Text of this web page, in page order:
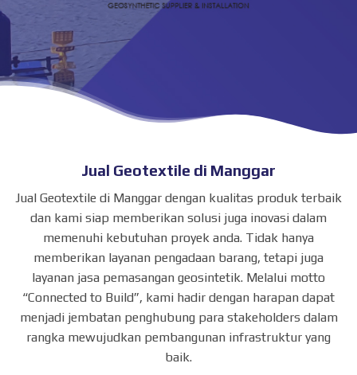
Jual Geotextile di Manggar
Jual Geotextile di Manggar dengan kualitas produk terbaik
dan kami siap memberikan solusi juga inovasi dalam
memenuhi kebutuhan proyek anda. Tidak hanya
memberikan layanan pengadaan barang, tetapi juga
layanan jasa pemasangan geosintetik. Melalui motto
“Connected to Build”, kami hadir dengan harapan dapat
menjadi jembatan penghubung para stakeholders dalam
rangka mewujudkan pembangunan infrastruktur yang
baik.